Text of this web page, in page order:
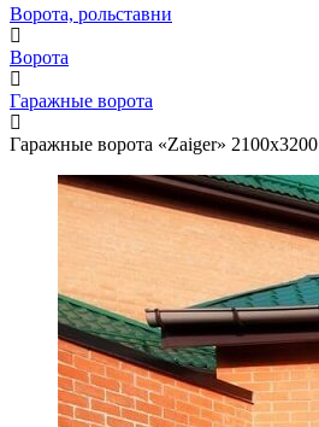
Ворота, рольставни
Ворота
Гаражные ворота
Гаражные ворота «Zaiger» 2100x3200